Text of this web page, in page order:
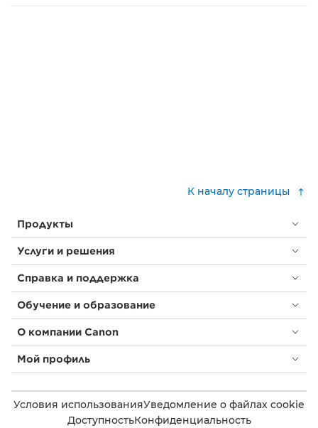
К началу страницы
Продукты
Услуги и решения
Справка и поддержка
Обучение и образование
О компании Canon
Мой профиль
Условия использованияУведомление о файлах cookie
ДоступностьКонфиденциальность